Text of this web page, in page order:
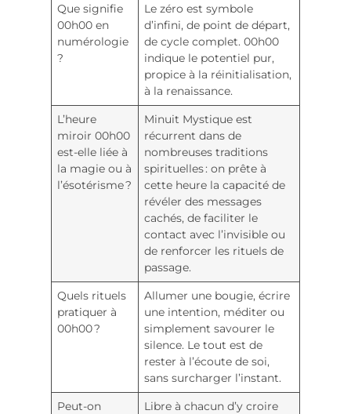
Que signifie
00h00 en
numérologie
?
Le zéro est symbole
d’infini, de point de départ,
de cycle complet. 00h00
indique le potentiel pur,
propice à la réinitialisation,
à la renaissance.
L’heure
miroir 00h00
est-elle liée à
la magie ou à
l’ésotérisme ?
Minuit Mystique est
récurrent dans de
nombreuses traditions
spirituelles : on prête à
cette heure la capacité de
révéler des messages
cachés, de faciliter le
contact avec l’invisible ou
de renforcer les rituels de
passage.
Quels rituels
pratiquer à
00h00 ?
Allumer une bougie, écrire
une intention, méditer ou
simplement savourer le
silence. Le tout est de
rester à l’écoute de soi,
sans surcharger l’instant.
Peut-on
Libre à chacun d’y croire